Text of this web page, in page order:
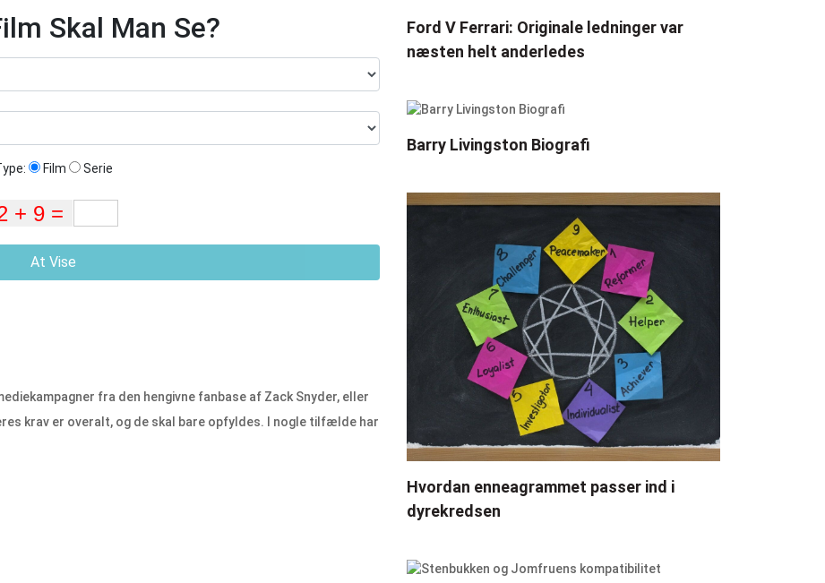
Skal Man Se?
Film Serie
At Vise
fra den hengivne fanbase af Zack Snyder, eller
krav er overalt, og de skal bare opfyldes. I nogle tilfælde har
Ford V Ferrari: Originale ledninger var
næsten helt anderledes
Barry Livingston Biografi
Hvordan enneagrammet passer ind i
dyrekredsen